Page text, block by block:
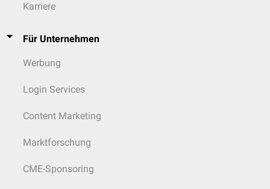
Karriere
Für Unternehmen
Werbung
Login Services
Content Marketing
Marktforschung
CME-Sponsoring